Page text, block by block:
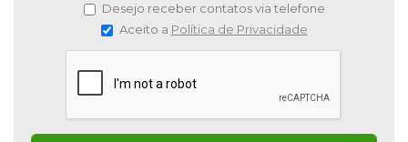
Desejo receber contatos via telefone
Aceito a Política de Privacidade